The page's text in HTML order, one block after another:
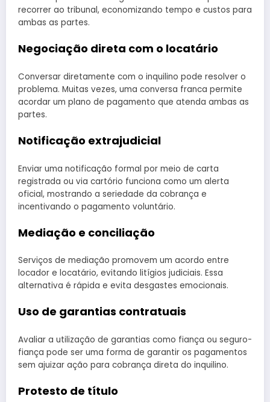
recorrer ao tribunal, economizando tempo e custos para
ambas as partes.
Negociação direta com o locatário
Conversar diretamente com o inquilino pode resolver o
problema. Muitas vezes, uma conversa franca permite
acordar um plano de pagamento que atenda ambas as
partes.
Notificação extrajudicial
Enviar uma notificação formal por meio de carta
registrada ou via cartório funciona como um alerta
oficial, mostrando a seriedade da cobrança e
incentivando o pagamento voluntário.
Mediação e conciliação
Serviços de mediação promovem um acordo entre
locador e locatário, evitando litígios judiciais. Essa
alternativa é rápida e evita desgastes emocionais.
Uso de garantias contratuais
Avaliar a utilização de garantias como fiança ou seguro-
fiança pode ser uma forma de garantir os pagamentos
sem ajuizar ação para cobrança direta do inquilino.
Protesto de título